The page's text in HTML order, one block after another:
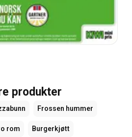
produkter
Frossen hummer
rom Burgerkjøtt